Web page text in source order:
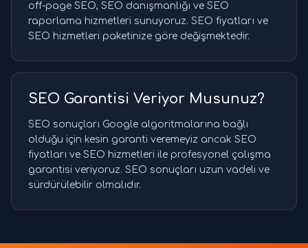
off-page SEO, SEO danışmanlığı ve SEO
raporlama hizmetleri sunuyoruz. SEO fiyatları ve
SEO hizmetleri paketinize göre değişmektedir.
SEO Garantisi Veriyor Musunuz?
SEO sonuçları Google algoritmalarına bağlı
olduğu için kesin garanti veremeyiz ancak SEO
fiyatları ve SEO hizmetleri ile profesyonel çalışma
garantisi veriyoruz. SEO sonuçları uzun vadeli ve
sürdürülebilir olmalıdır.